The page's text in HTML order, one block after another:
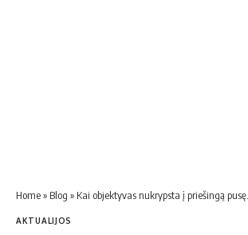
Home» Blog » Kai objektyvas nukrypsta į priešingą pusę…
AKTUALIJOS